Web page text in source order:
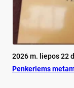
2026 m. liepos 22
Pen­ke­riems